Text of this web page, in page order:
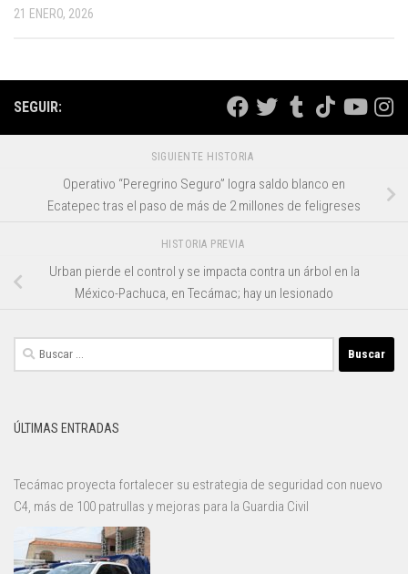
21 ENERO, 2026
SEGUIR:
SIGUIENTE HISTORIA
Operativo “Peregrino Seguro” logra saldo blanco en
Ecatepec tras el paso de más de 2 millones de feligreses
HISTORIA PREVIA
Urban pierde el control y se impacta contra un árbol en la
México-Pachuca, en Tecámac; hay un lesionado
Buscar:
ÚLTIMAS ENTRADAS
Tecámac proyecta fortalecer su estrategia de seguridad con nuevo
C4, más de 100 patrullas y mejoras para la Guardia Civil